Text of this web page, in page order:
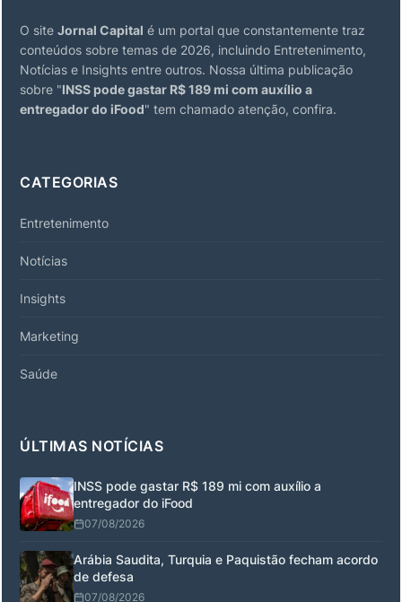
O site Jornal Capital é um portal que constantemente traz
conteúdos sobre temas de 2026, incluindo Entretenimento,
Notícias e Insights entre outros. Nossa última publicação
sobre "INSS pode gastar R$ 189 mi com auxílio a
entregador do iFood" tem chamado atenção, confira.
CATEGORIAS
Entretenimento
Notícias
Insights
Marketing
Saúde
ÚLTIMAS NOTÍCIAS
INSS pode gastar R$ 189 mi com auxílio a
entregador do iFood
07/08/2026
Arábia Saudita, Turquia e Paquistão fecham acordo
de defesa
07/08/2026